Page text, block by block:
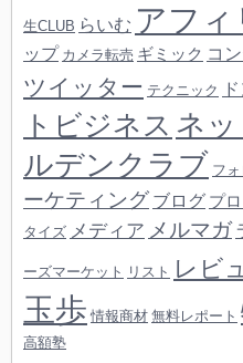
生CLUB らいむ アフィ
ップ カメラ転売 ギミック コ
ツイッター テクニック
トビジネス ネ
ルデンクラブ フ
ーケティング ブログ プ
タイズ メディア メルマガ
ーズマーケット リスト レビ
玉歩 情報商材 無料レポート
高額塾